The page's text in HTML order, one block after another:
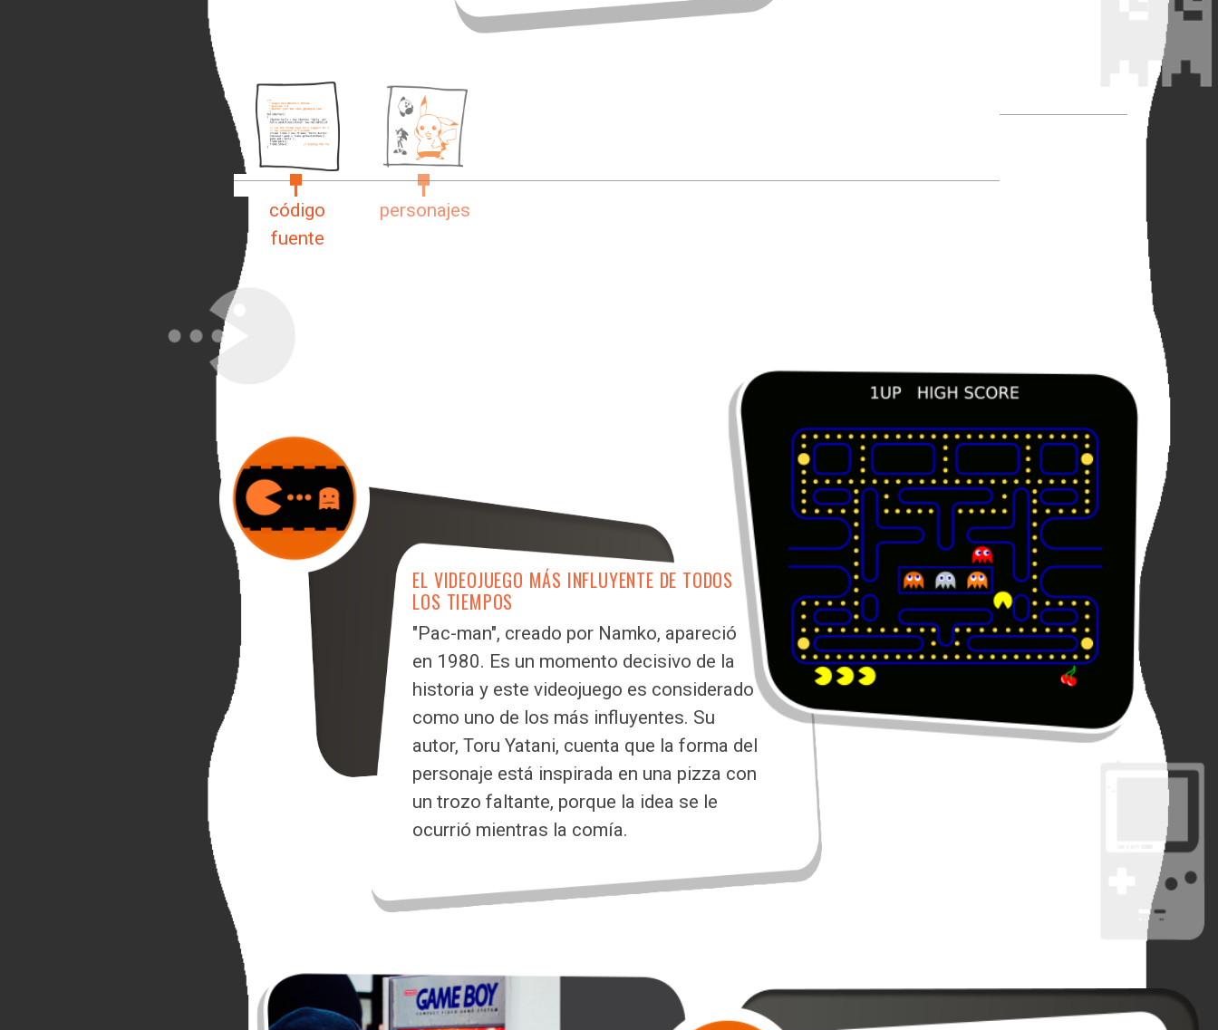
código
fuente
personajes
EL VIDEOJUEGO MÁS INFLUYENTE DE TODOS
LOS TIEMPOS
"Pac-man", creado por Namko, apareció
en 1980. Es un momento decisivo de la
historia y este videojuego es considerado
como uno de los más influyentes. Su
autor, Toru Yatani, cuenta que la forma del
personaje está inspirada en una pizza con
un trozo faltante, porque la idea se le
ocurrió mientras la comía.